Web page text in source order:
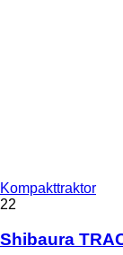
Kompakttraktor
22
Shibaura